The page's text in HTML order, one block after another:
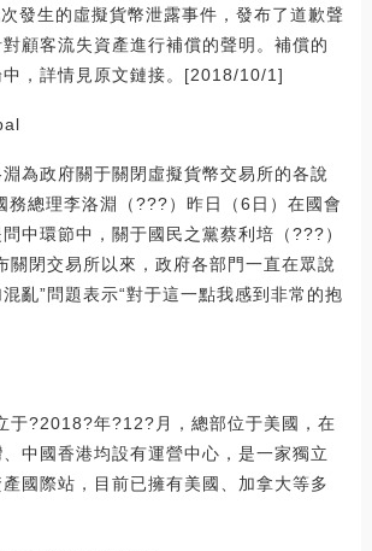
發生的虛擬貨幣泄露事件，發布了道歉聲
顧客流失資產進行補償的聲明。補償的
，詳情見原文鏈接。[2018/10/1]
為政府關于關閉虛擬貨幣交易所的各說
務總理李洛淵（???）昨日（6日）在國會
中環節中，關于國民之黨蔡利培（???）
關閉交易所以來，政府各部門一直在眾說
亂”問題表示“對于這一點我感到非常的抱
于?2018?年?12?月，總部位于美國，在
中國香港均設有運營中心，是一家獨立
國際站，目前已擁有美國、加拿大等多